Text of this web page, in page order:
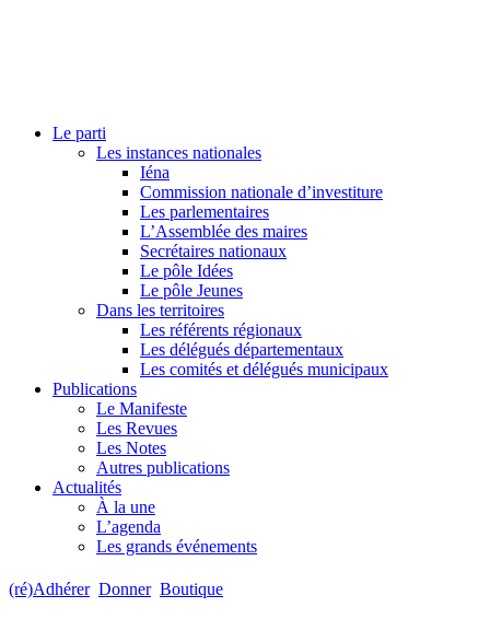
Le parti
Les instances nationales
Iéna
Commission nationale d’investiture
Les parlementaires
L’Assemblée des maires
Secrétaires nationaux
Le pôle Idées
Le pôle Jeunes
Dans les territoires
Les référents régionaux
Les délégués départementaux
Les comités et délégués municipaux
Publications
Le Manifeste
Les Revues
Les Notes
Autres publications
Actualités
À la une
L’agenda
Les grands événements
(ré)Adhérer Donner Boutique